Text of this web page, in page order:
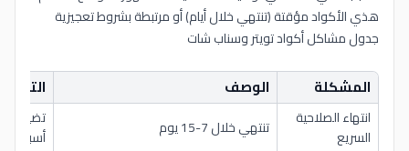
هذي الأكواد مؤقتة (تنتهي خلال أيام) أو مرتبطة بشروط تعجيزية
جدول مشاكل أكواد تويتر وسناب شات
المشكلة الوصف
انتهاء الصلاحية
السريع
تنتهي خلال 7-15 يوم
تضيع
أسبوع